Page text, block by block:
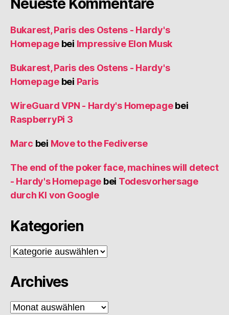
Neueste Kommentare
Bukarest, Paris des Ostens - Hardy's
Homepagebei Impressive Elon Musk
Bukarest, Paris des Ostens - Hardy's
Homepagebei Paris
WireGuard VPN - Hardy's Homepagebei
RaspberryPi 3
Marc bei Move to the Fediverse
The end of the poker face, machines will detect
- Hardy's Homepage bei Todesvorhersage
durch KI von Google
Kategorien
Kategorien
Archives
Archives